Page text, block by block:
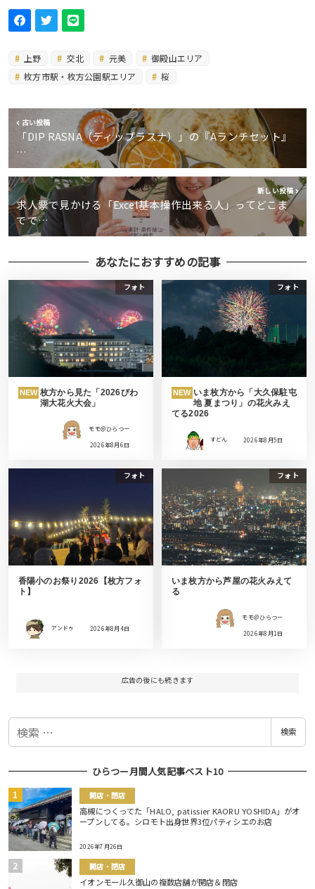
上野 交北 元美
御殿山エリア
枚方市駅・枚方公園駅エリア
桜
古い投稿
「DIP RASNA（ディップラスナ）」の『Aランチセット』
…
新しい投稿
求人票で見かける「Excel基本操作出来る人」ってどこま
でで…
あなたにおすすめの記事
フォト
NEW 枚方から見た「2026びわ
湖大花火大会」
モモ＠ひらつー
2026年8月6日
フォト
NEW いま枚方から「大久保駐屯
地 夏まつり」の花火みえ
てる2026
すどん 2026年8月5日
フォト
香陽小のお祭り2026【枚方フォ
ト】
アンドゥ 2026年8月4日
フォト
いま枚方から芦屋の花火みえて
る
モモ＠ひらつー
2026年8月1日
広告の後にも続きます
検
検索
ひらつー月間人気記事ベスト10
開店・閉店
高槻につくってた「HALO, patissier KAORU YOSHIDA」がオ
ープンしてる。シロモト出身世界3位パティシエのお店
2026年7月26日
開店・閉店
イオンモール久御山の複数店舗が開店＆閉店